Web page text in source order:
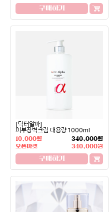
구매하기
[닥터알파]
피부장벽크림 대용량 1000ml
10,000원
340,000원
오픈마켓
340,000원
구매하기